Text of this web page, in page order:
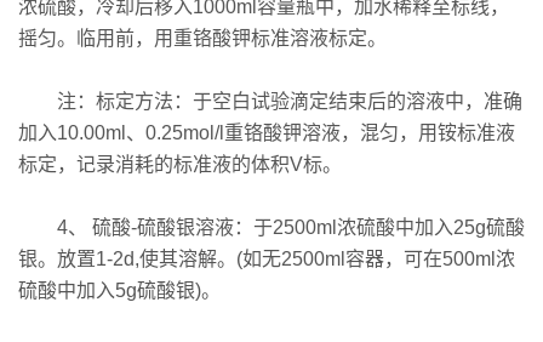
浓硫酸，冷却后移入1000ml容量瓶中，加水稀释至标线，
摇匀。临用前，用重铬酸钾标准溶液标定。
注：标定方法：于空白试验滴定结束后的溶液中，准确
加入10.00ml、0.25mol/l重铬酸钾溶液，混匀，用铵标准液
标定，记录消耗的标准液的体积V标。
4、 硫酸-硫酸银溶液：于2500ml浓硫酸中加入25g硫酸
银。放置1-2d,使其溶解。(如无2500ml容器，可在500ml浓
硫酸中加入5g硫酸银)。